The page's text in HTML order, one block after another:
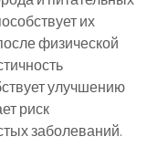
их
физической
улучшению
риск
заболеваний.